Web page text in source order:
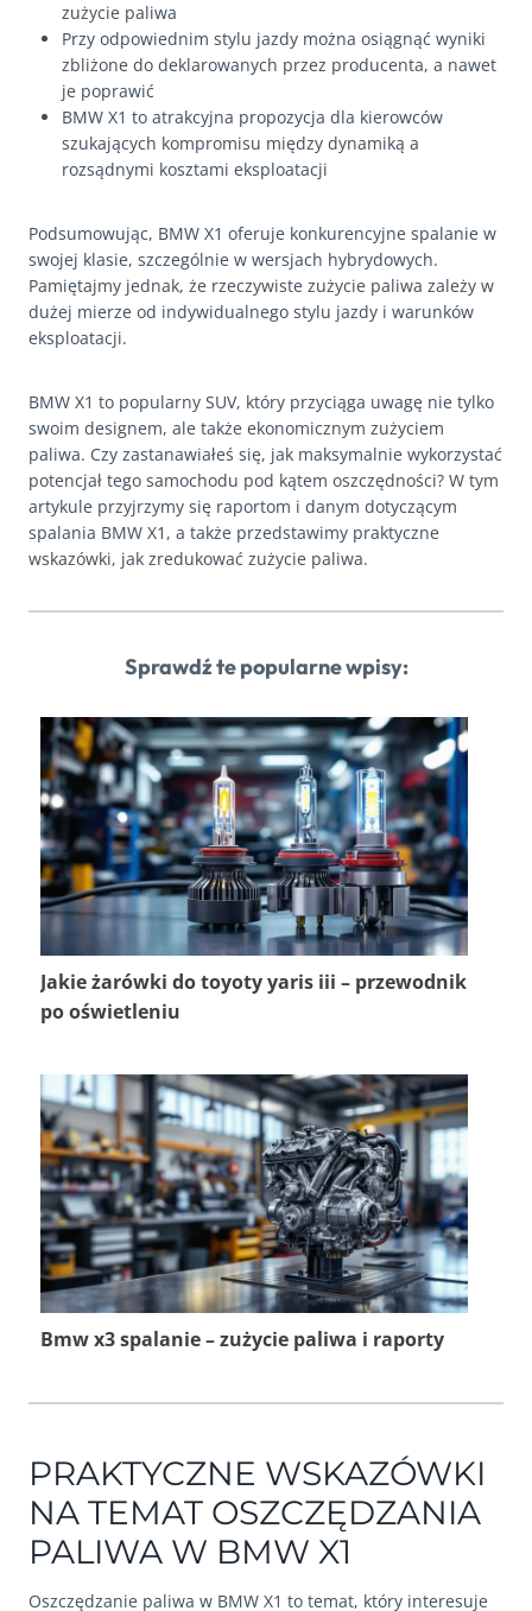
zużycie paliwa
Przy odpowiednim stylu jazdy można osiągnąć wyniki
zbliżone do deklarowanych przez producenta, a nawet
je poprawić
BMW X1 to atrakcyjna propozycja dla kierowców
szukających kompromisu między dynamiką a
rozsądnymi kosztami eksploatacji
Podsumowując, BMW X1 oferuje konkurencyjne spalanie w
swojej klasie, szczególnie w wersjach hybrydowych.
Pamiętajmy jednak, że rzeczywiste zużycie paliwa zależy w
dużej mierze od indywidualnego stylu jazdy i warunków
eksploatacji.
BMW X1 to popularny SUV, który przyciąga uwagę nie tylko
swoim designem, ale także ekonomicznym zużyciem
paliwa. Czy zastanawiałeś się, jak maksymalnie wykorzystać
potencjał tego samochodu pod kątem oszczędności? W tym
artykule przyjrzymy się raportom i danym dotyczącym
spalania BMW X1, a także przedstawimy praktyczne
wskazówki, jak zredukować zużycie paliwa.
Sprawdź te popularne wpisy:
Jakie żarówki do toyoty yaris iii – przewodnik
po oświetleniu
Bmw x3 spalanie – zużycie paliwa i raporty
PRAKTYCZNE WSKAZÓWKI
NA TEMAT OSZCZĘDZANIA
PALIWA W BMW X1
Oszczędzanie paliwa w BMW X1 to temat, który interesuje